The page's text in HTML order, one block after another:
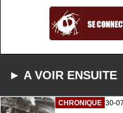
► A VOIR ENSUITE
CHRONIQUE 30-